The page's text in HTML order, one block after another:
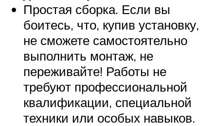
Простая сборка. Если вы
боитесь, что, купив установку,
не сможете самостоятельно
выполнить монтаж, не
переживайте! Работы не
требуют профессиональной
квалификации, специальной
техники или особых навыков.